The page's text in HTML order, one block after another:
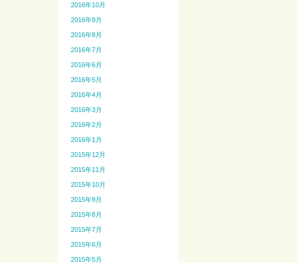
2016年10月
2016年9月
2016年8月
2016年7月
2016年6月
2016年5月
2016年4月
2016年3月
2016年2月
2016年1月
2015年12月
2015年11月
2015年10月
2015年9月
2015年8月
2015年7月
2015年6月
2015年5月